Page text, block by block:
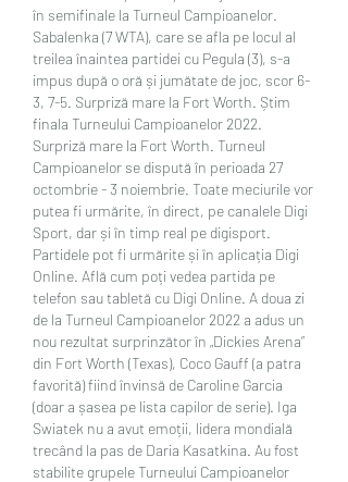
în semifinale la Turneul Campioanelor.
Sabalenka (7 WTA), care se afla pe locul al
treilea înaintea partidei cu Pegula (3), s-a
impus după o oră și jumătate de joc, scor 6-
3, 7-5. Surpriză mare la Fort Worth. Știm
finala Turneului Campioanelor 2022.
Surpriză mare la Fort Worth. Turneul
Campioanelor se dispută în perioada 27
octombrie - 3 noiembrie. Toate meciurile vor
putea fi urmărite, în direct, pe canalele Digi
Sport, dar și în timp real pe digisport.
Partidele pot fi urmărite și în aplicația Digi
Online. Află cum poți vedea partida pe
telefon sau tabletă cu Digi Online. A doua zi
de la Turneul Campioanelor 2022 a adus un
nou rezultat surprinzător în „Dickies Arena”
din Fort Worth (Texas), Coco Gauff (a patra
favorită) fiind învinsă de Caroline Garcia
(doar a șasea pe lista capilor de serie). Iga
Swiatek nu a avut emoții, lidera mondială
trecând la pas de Daria Kasatkina. Au fost
stabilite grupele Turneului Campioanelor